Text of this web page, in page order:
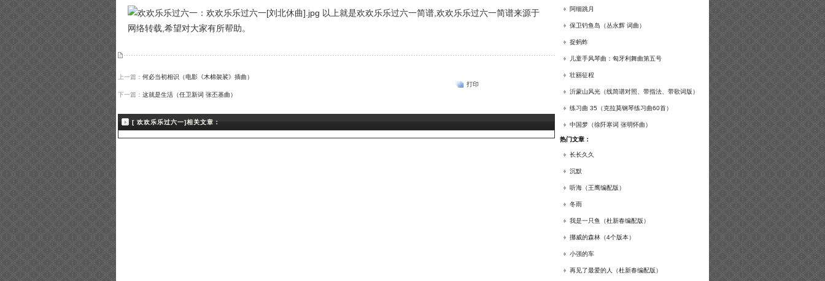
以上就是欢欢乐乐过六一简谱,欢欢乐乐过六一简谱来源于
网络转载,希望对大家有所帮助。
上一篇： 何必当初相识（电影《木棉袈裟》插曲）
下一篇： 这就是生活（任卫新词 张丕基曲）
打印
[ 欢欢乐乐过六一]相关文章：
谱及练习提示）
阿细跳月
保卫钓鱼岛（丛永辉 词曲）
捉蚂蚱
儿童手风琴曲：匈牙利舞曲第五号
壮丽征程
沂蒙山风光（线简谱对照、带指法、带歌词版）
练习曲 35（克拉莫钢琴练习曲60首）
中国梦（徐阡寒词 张明怀曲）
热门文章：
长长久久
沉默
听海（王鹰编配版）
冬雨
我是一只鱼（杜新春编配版）
挪威的森林（4个版本）
小强的车
再见了最爱的人（杜新春编配版）